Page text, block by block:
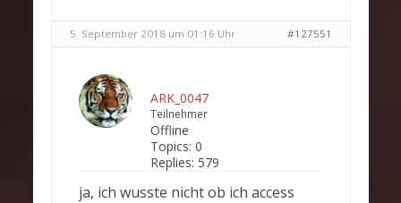
5. September 2018 um 01:16 Uhr #127551
ARK_0047
Teilnehmer
Offline
Topics: 0
Replies: 579
ja, ich wusste nicht ob ich access